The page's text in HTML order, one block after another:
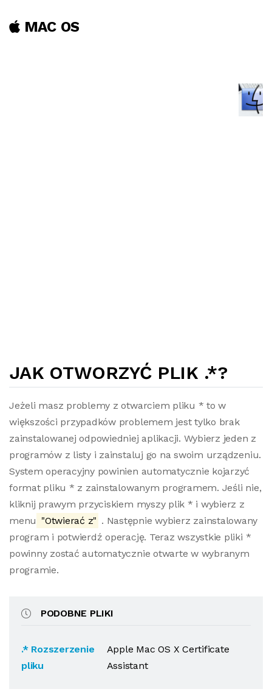
MAC OS
JAK OTWORZYĆ PLIK .*?
Jeżeli masz problemy z otwarciem pliku * to w
większości przypadków problemem jest tylko brak
zainstalowanej odpowiedniej aplikacji. Wybierz jeden z
programów z listy i zainstaluj go na swoim urządzeniu.
System operacyjny powinien automatycznie kojarzyć
format pliku * z zainstalowanym programem. Jeśli nie,
kliknij prawym przyciskiem myszy plik * i wybierz z
menu "Otwierać z" . Następnie wybierz zainstalowany
program i potwierdź operację. Teraz wszystkie pliki *
powinny zostać automatycznie otwarte w wybranym
programie.
PODOBNE PLIKI
.* Rozszerzenie
pliku
Apple Mac OS X Certificate
Assistant